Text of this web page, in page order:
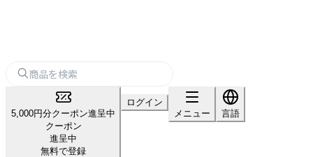
5,000円分クーポン進呈中
クーポン
進呈中
無料で登録
ログイン
メニュー
言語